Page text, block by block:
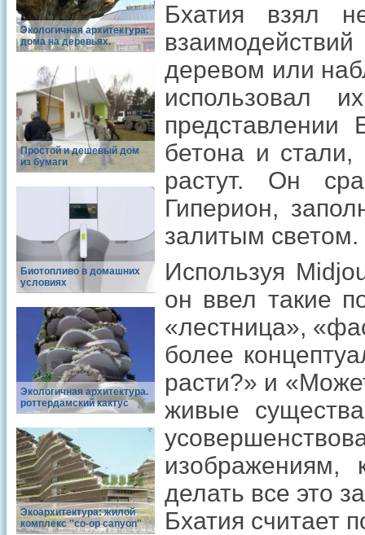
Экологичная архитектура:
дома на деревьях.
Простой и дешевый дом
из бумаги
Биотопливо в домашних
условиях
Экологичная архитектура.
роттердамский кактус
Экоархитектура: жилой
комплекс ''co-op canyon''
Бхатия взял
деревом или
использовал
представлении
бетона и
растут. Он
Гиперион,
залитым светом.
Используя
он ввел такие
«лестница»,
более
расти?» и
живые
изображениям,
делать все это
Бхатия считает